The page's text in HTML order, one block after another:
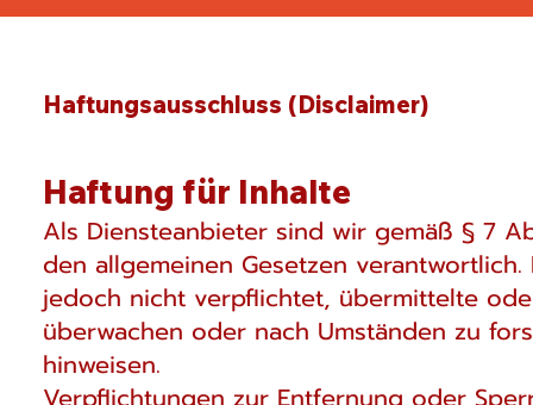
Haftungsausschluss (Disclaimer)
Haftung für Inhalte
Als Diensteanbieter sind wir gemäß § 7
den allgemeinen Gesetzen
jedoch nicht verpflichtet, übermittelte
überwachen oder nach Umständen zu
hinweisen.
Verpflichtungen zur Entfernung oder